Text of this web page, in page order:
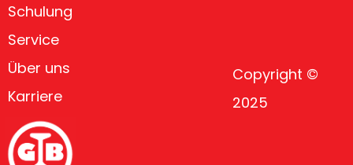
Schulung
Service
Über uns
Karriere
Copyright ©
2025